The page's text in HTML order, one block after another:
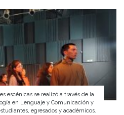
escénicas se realizó a través de la
en Lenguaje y Comunicación y
egresados y académicos.